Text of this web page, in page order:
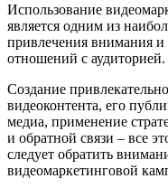
Использование
является одним из
привлечения внимания и
отношений с аудиторией.
Создание
видеоконтента, его
медиа, применение
и обратной связи – все
следует обратить
видеомаркетинговой